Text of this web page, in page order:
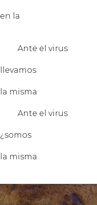
en la
Ante el virus
del
llevamos
la misma
Ante el virus
del
¿somos
la misma